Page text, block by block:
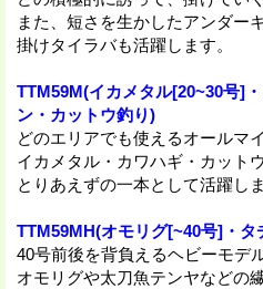
また、短さを生かしたアンダー
掛けタイラバも活躍します。
TTM59M(イカメタル[20~30号]
ン・カットウ釣り)
どのエリアでも使えるオールマ
イカメタル・カワハギ・カット
とりあえずの一本として活躍しま
TTM59MH(オモリグ[~40号]・
40号前後を背負えるヘビーモデル
オモリグや太刀魚テンヤなどの